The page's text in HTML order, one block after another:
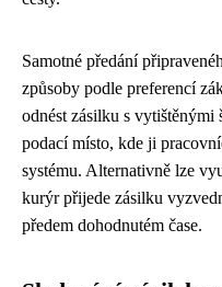
Samotné předání
způsoby podle preferencí
odnést zásilku s
podací místo, kde ji
systému. Alternativně lze
kurýr přijede zásilku
předem dohodnutém čase.